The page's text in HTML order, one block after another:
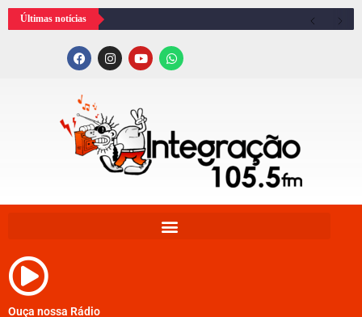
Últimas notícias
Ouça nossa Rádio